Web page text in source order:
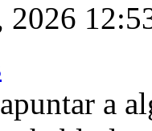
2026
a